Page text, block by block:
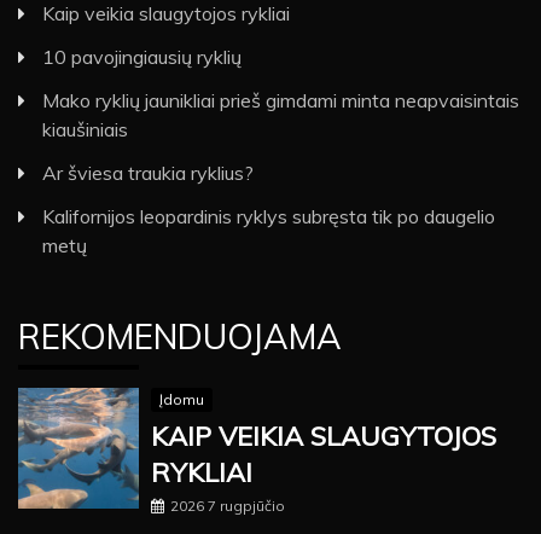
Kaip veikia slaugytojos rykliai
10 pavojingiausių ryklių
Mako ryklių jaunikliai prieš gimdami minta neapvaisintais
kiaušiniais
Ar šviesa traukia ryklius?
Kalifornijos leopardinis ryklys subręsta tik po daugelio
metų
REKOMENDUOJAMA
Įdomu
KAIP VEIKIA SLAUGYTOJOS
RYKLIAI
2026 7 rugpjūčio